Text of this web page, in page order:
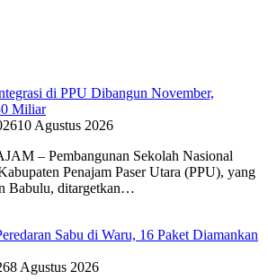
di PPU Dibangun November,
Miliar
10 Agustus 2026
– Pembangunan Sekolah Nasional
Penajam Paser Utara (PPU), yang
Babulu, ditargetkan…
Sabu di Waru, 16 Paket Diamankan
8 Agustus 2026